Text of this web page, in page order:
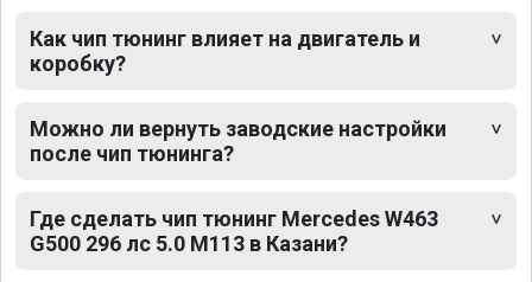
Как чип тюнинг влияет на двигатель и
коробку?
Можно ли вернуть заводские настройки
после чип тюнинга?
Где сделать чип тюнинг Mercedes W463
G500 296 лс 5.0 M113 в Казани?